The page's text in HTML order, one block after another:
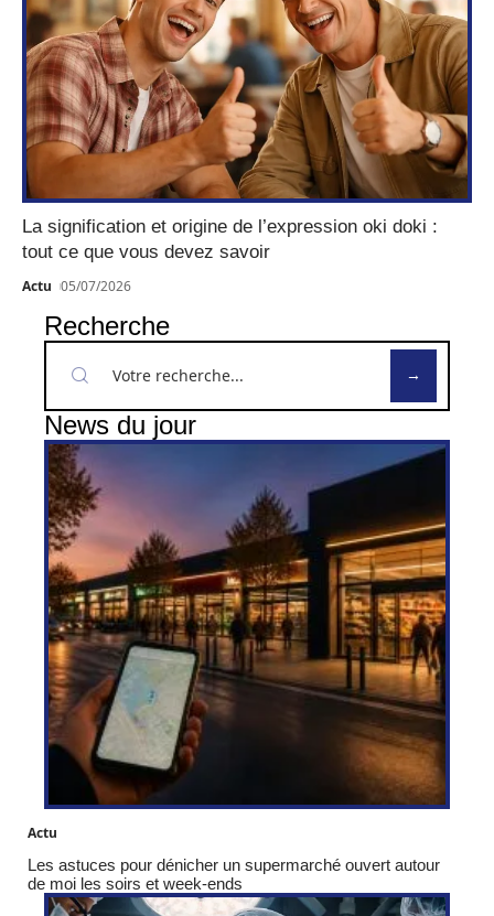
La signification et origine de l’expression oki doki :
tout ce que vous devez savoir
Actu 05/07/2026
Recherche
News du jour
Actu
Les astuces pour dénicher un supermarché ouvert autour
de moi les soirs et week-ends